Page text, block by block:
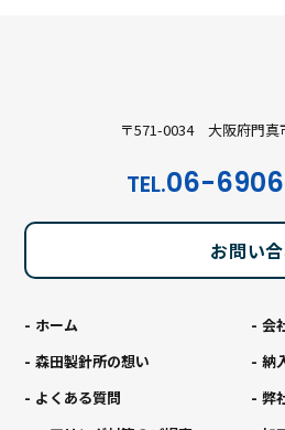
〒571-0034 大阪府門真
TEL.06-
お問い
ホーム
会
森田製針所の想い
納
よくある質問
弊